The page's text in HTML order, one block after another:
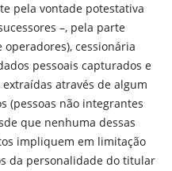
pela vontade potestativa
–, pela parte
cessionária
pessoais capturados e
através de algum
(pessoas não integrantes
que nenhuma dessas
impliquem em limitação
da personalidade do titular